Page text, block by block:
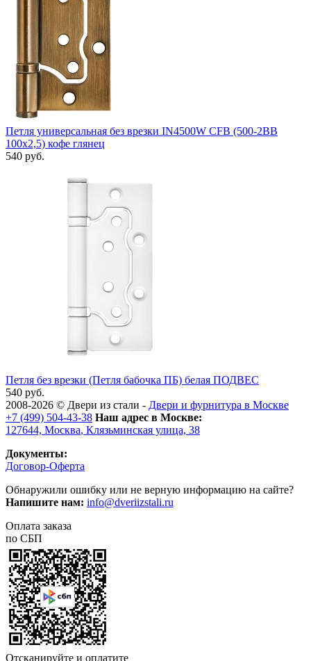
Петля универсальная без врезки IN4500W CFB (500-2BB
100x2,5) кофе глянец
540 руб.
Петля без врезки (Петля бабочка ПБ) белая ПОДВЕС
540 руб.
2008-2026 © Двери из стали - Двери и фурнитура в Москве
+7 (499) 504-43-38 Наш адрес в Москве:
127644, Москва, Клязьминская улица, 38
Документы:
Договор-Оферта
Обнаружили ошибку или не верную информацию на сайте?
Напишите нам: info@dveriizstali.ru
Оплата заказа
по СБП
Отсканируйте и оплатите